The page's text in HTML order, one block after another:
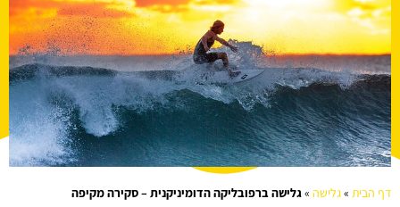
דף הבית »גלישה»גלישה ברפובליקה הדומיניקנית – סקירה מקיפה